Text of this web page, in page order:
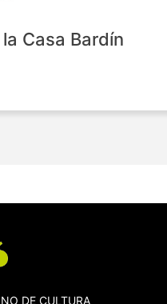
Casa Bardín
DE CULTURA